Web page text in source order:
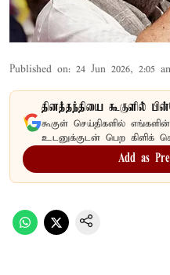
Published on: 24 Jun 2026, 2:05
தினத்தந்தியை கூகுளில்
கூகுள் செய்திகளில்
உடனுக்குடன் பெற கிளிக்
Add as